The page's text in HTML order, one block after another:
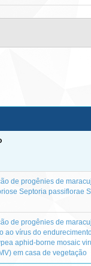
de progênies de
Septoria passiflorae
de progênies de
ao vírus do
aphid-borne mosaic
em casa de vegetação